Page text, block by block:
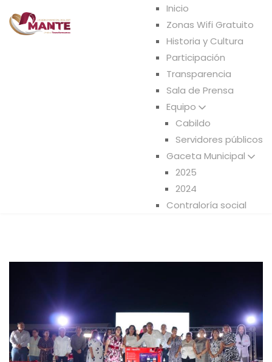
Inicio
Zonas Wifi Gratuito
Historia y Cultura
Participación
Transparencia
Sala de Prensa
Equipo
Cabildo
Servidores públicos
Gaceta Municipal
2025
2024
Contraloría social